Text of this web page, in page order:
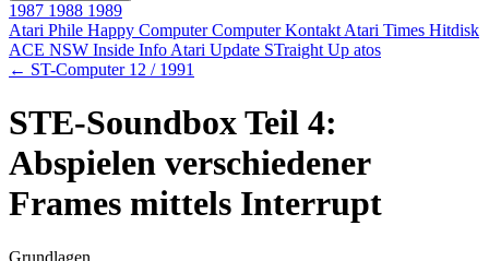
1987 1988 1989
Atari Phile Happy ComputerComputer Kontakt Atari Times Hitdisk
ACE NSW Inside Info Atari Update STraight Up atos
← ST-Computer 12 / 1991
STE-Soundbox Teil 4:
Abspielen verschiedener
Frames mittels Interrupt
Grundlagen